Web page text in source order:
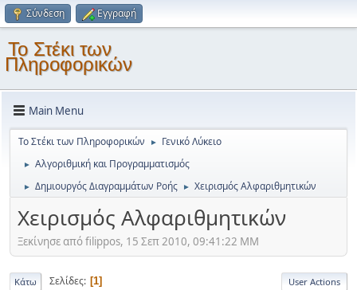
Σύνδεση Εγγραφή
Το Στέκι των
Πληροφορικών
Main Menu
Το Στέκι των Πληροφορικών ► Γενικό Λύκειο
► Αλγοριθμική και Προγραμματισμός
► Δημιουργός Διαγραμμάτων Ροής ► Χειρισμός Αλφαριθμητικών
Χειρισμός Αλφαριθμητικών
Ξεκίνησε από filippos, 15 Σεπ 2010, 09:41:22 ΜΜ
Κάτω Σελίδες 1 User Actions